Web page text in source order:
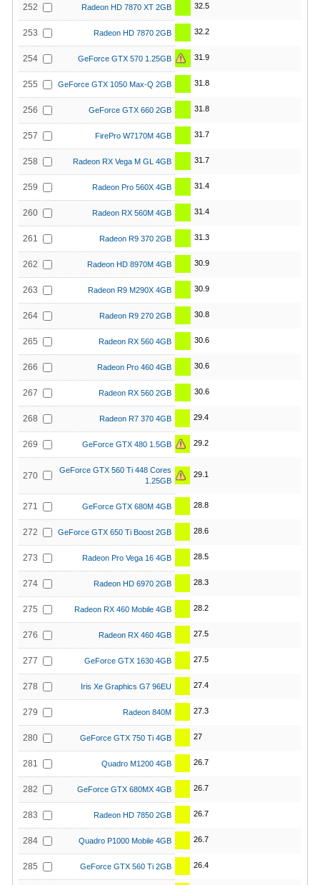
252 Radeon HD 7870 XT 2GB 32.5
253 Radeon HD 7870 2GB 32.2
254 GeForce GTX 570 1.25GB 31.9
255 GeForce GTX 1050 Max-Q 2GB 31.8
256 GeForce GTX 660 2GB 31.8
257 FirePro W7170M 4GB 31.7
258 Radeon RX Vega M GL 4GB 31.7
259 Radeon Pro 560X 4GB 31.4
260 Radeon RX 560M 4GB 31.4
261 Radeon R9 370 2GB 31.3
262 Radeon HD 8970M 4GB 30.9
263 Radeon R9 M290X 4GB 30.9
264 Radeon R9 270 2GB 30.8
265 Radeon RX 560 4GB 30.6
266 Radeon Pro 460 4GB 30.6
267 Radeon RX 560 2GB 30.6
268 Radeon R7 370 4GB 29.4
269 GeForce GTX 480 1.5GB 29.2
270
GeForce GTX 560 Ti 448 Cores
1.25GB
29.1
271 GeForce GTX 680M 4GB 28.8
272 GeForce GTX 650 Ti Boost 2GB 28.6
273 Radeon Pro Vega 16 4GB 28.5
274 Radeon HD 6970 2GB 28.3
275 Radeon RX 460 Mobile 4GB 28.2
276 Radeon RX 460 4GB 27.5
277 GeForce GTX 1630 4GB 27.5
278 Iris Xe Graphics G7 96EU 27.4
279 Radeon 840M 27.3
280 GeForce GTX 750 Ti 4GB 27
281 Quadro M1200 4GB 26.7
282 GeForce GTX 680MX 4GB 26.7
283 Radeon HD 7850 2GB 26.7
284 Quadro P1000 Mobile 4GB 26.7
285 GeForce GTX 560 Ti 2GB 26.4